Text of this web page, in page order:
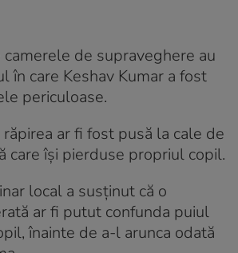
de supraveghere au
în care Keshav Kumar a fost
periculoase.
ar fi fost pusă la cale de
care își pierduse propriul copil.
local a susținut că o
ar fi putut confunda puiul
înainte de a-l arunca odată